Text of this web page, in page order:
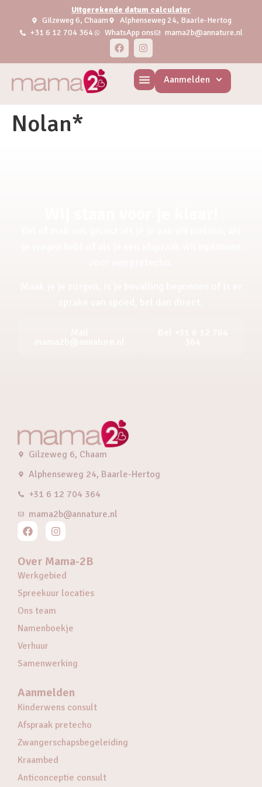
Uitgerekende datum calculator
Gilzeweg 6, Chaam
Alphenseweg 24, Baarle-Hertog
+31 6 12 704 364
WhatsApp ons mama2b@annature.nl
Aanmelden
Nolan*
Gilzeweg 6, Chaam
Alphenseweg 24, Baarle-Hertog
+31 6 12 704 364
mama2b@annature.nl
Over Mama-2B
Werkgebied
Spreekuur locaties
Ons team
Namenboekje
Verhuur
Samenwerking
Aanmelden
Kinderwens consult
Afspraak pretecho
Zwangerschapsbegeleiding
Kraambed
Anticonceptie consult